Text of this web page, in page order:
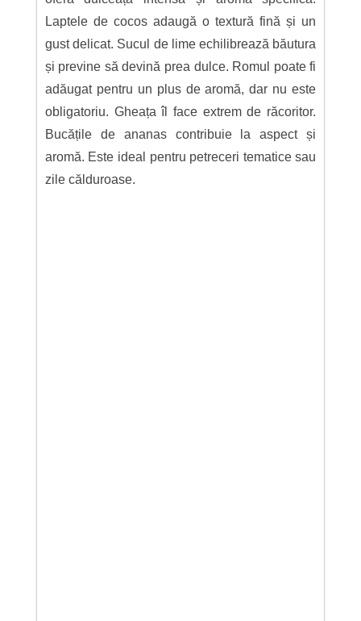
Laptele de cocos adaugă o textură fină și un
gust delicat. Sucul de lime echilibrează băutura
și previne să devină prea dulce. Romul poate fi
adăugat pentru un plus de aromă, dar nu este
obligatoriu. Gheața îl face extrem de răcoritor.
Bucățile de ananas contribuie la aspect și
aromă. Este ideal pentru petreceri tematice sau
zile călduroase.